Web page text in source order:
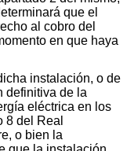
que el
al cobro del
en que haya
instalación, o de
definitiva de la
eléctrica en los
8 del Real
o bien la